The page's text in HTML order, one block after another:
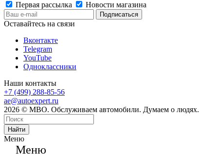
Первая рассылка
Новости магазина
Оставайтесь на связи
Вконтакте
Telegram
YouTube
Одноклассники
Наши контакты
+7 (499) 288-85-56
ae@autoexpert.ru
2026 © МВО. Обслуживаем автомобили. Думаем о людях.
Найти
Меню
Меню